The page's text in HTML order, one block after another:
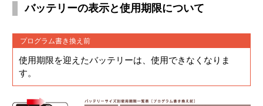
バッテリーの表示と使用期限について
プログラム書き換え前
使用期限を迎えたバッテリーは、使用できなくなりま
す。